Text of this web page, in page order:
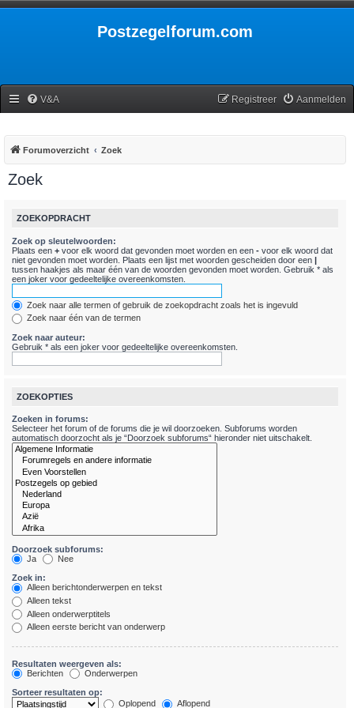
Postzegelforum.com
V&A Aanmelden
Registreer
Forumoverzicht Zoek
Zoek
ZOEKOPDRACHT
Zoek op sleutelwoorden:
Plaats een + voor elk woord dat gevonden moet worden en een - voor elk woord dat
niet gevonden moet worden. Plaats een lijst met woorden gescheiden door een |
tussen haakjes als maar één van de woorden gevonden moet worden. Gebruik * als
een joker voor gedeeltelijke overeenkomsten.
Zoek naar alle termen of gebruik de zoekopdracht zoals het is ingevuld
Zoek naar één van de termen
Zoek naar auteur:
Gebruik * als een joker voor gedeeltelijke overeenkomsten.
ZOEKOPTIES
Zoeken in forums:
Selecteer het forum of de forums die je wil doorzoeken. Subforums worden
automatisch doorzocht als je “Doorzoek subforums“ hieronder niet uitschakelt.
Doorzoek subforums:
Ja
Nee
Zoek in:
Alleen berichtonderwerpen en tekst
Alleen tekst
Alleen onderwerptitels
Alleen eerste bericht van onderwerp
Resultaten weergeven als:
Berichten
Onderwerpen
Sorteer resultaten op:
Oplopend
Aflopend